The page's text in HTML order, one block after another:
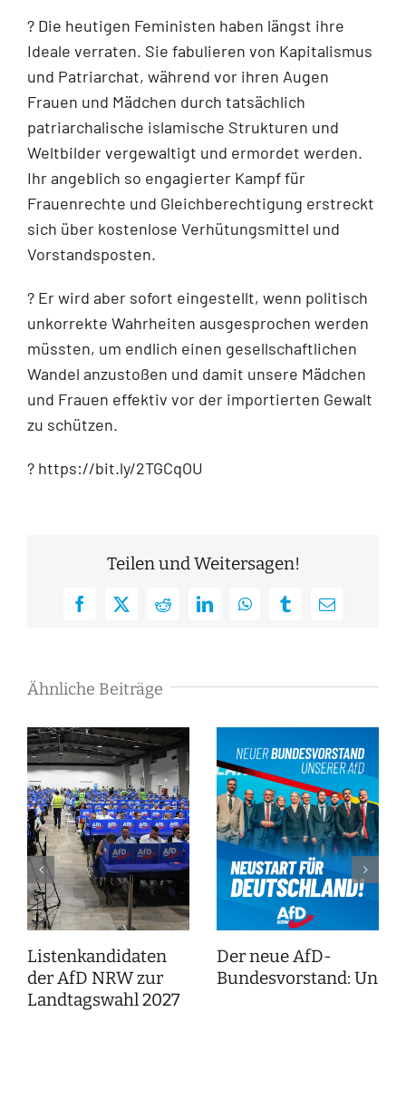
? Die heutigen Feministen haben längst ihre
Ideale verraten. Sie fabulieren von Kapitalismus
und Patriarchat, während vor ihren Augen
Frauen und Mädchen durch tatsächlich
patriarchalische islamische Strukturen und
Weltbilder vergewaltigt und ermordet werden.
Ihr angeblich so engagierter Kampf für
Frauenrechte und Gleichberechtigung erstreckt
sich über kostenlose Verhütungsmittel und
Vorstandsposten.
? Er wird aber sofort eingestellt, wenn politisch
unkorrekte Wahrheiten ausgesprochen werden
müssten, um endlich einen gesellschaftlichen
Wandel anzustoßen und damit unsere Mädchen
und Frauen effektiv vor der importierten Gewalt
zu schützen.
? https://bit.ly/2TGCqOU
Teilen und Weitersagen!
Facebook
X RedditLinkedInWhatsAppTumblrE-
Ähnliche Beiträge
Listenkandidaten
der AfD NRW zur
Landtagswahl 2027
Der neue AfD-
Bundesvorstand: